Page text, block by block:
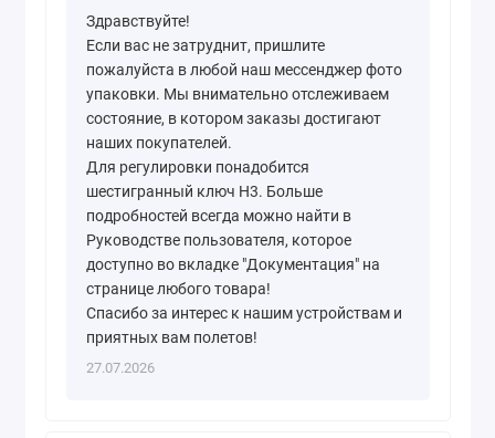
Здравствуйте!
Если вас не затруднит, пришлите
пожалуйста в любой наш мессенджер фото
упаковки. Мы внимательно отслеживаем
состояние, в котором заказы достигают
наших покупателей.
Для регулировки понадобится
шестигранный ключ H3. Больше
подробностей всегда можно найти в
Руководстве пользователя, которое
доступно во вкладке "Документация" на
странице любого товара!
Спасибо за интерес к нашим устройствам и
приятных вам полетов!
27.07.2026